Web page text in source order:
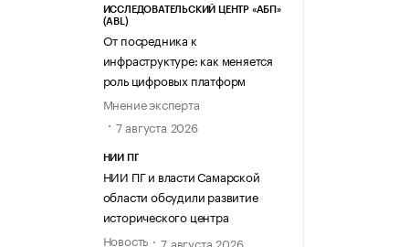
ИССЛЕДОВАТЕЛЬСКИЙ ЦЕНТР «АБП»
(ABL)
От посредника к
инфраструктуре: как меняется
роль цифровых платформ
Мнение эксперта
7 августа 2026
НИИ ПГ
НИИ ПГ и власти Самарской
области обсудили развитие
исторического центра
Новость
7 августа 2026